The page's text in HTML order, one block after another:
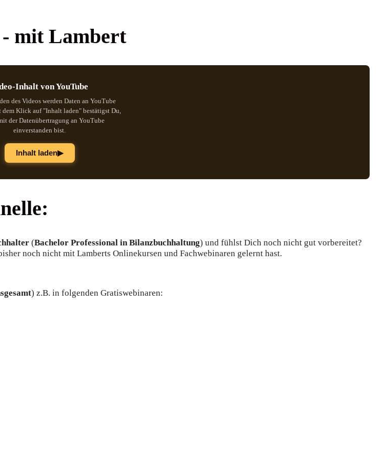
- mit Lambert
Inhalt von YouTube
des Videos werden Daten an YouTube
Klick auf "Inhalt laden" bestätigst Du,
der Datenübertragung an YouTube
einverstanden bist.
Inhalt laden▶
:
(Bachelor Professional in Bilanzbuchhaltung) und fühlst Dich noch nicht gut vorbereitet?
noch nicht mit Lamberts Onlinekursen und Fachwebinaren gelernt hast.
) z.B. in folgenden Gratiswebinaren: